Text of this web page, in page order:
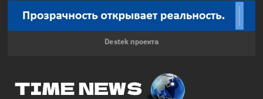
Destek проекта